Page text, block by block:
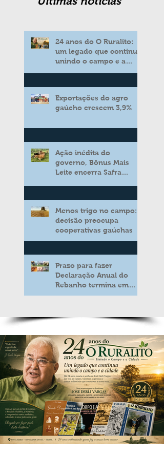
24 anos do O Ruralito:
um legado que continua
unindo o campo e a
Exportações do agro
gaúcho crescem 3,9%
Ação inédita do
governo, Bônus Mais
Leite encerra Safra
aos produtores de leite
Menos trigo no campo:
decisão preocupa
cooperativas gaúchas
Prazo para fazer
Declaração Anual do
Rebanho termina em
duas semanas